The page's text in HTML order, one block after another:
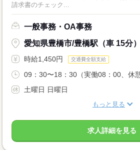
請求書のチェック...
一般事務・OA事務
愛知県豊橋市/豊橋駅（車 15分）
時給1,450円 交通費全額支給
09：30〜18：30（実働08：00、休
土曜日 日曜日
もっと見る
求人詳細を見る